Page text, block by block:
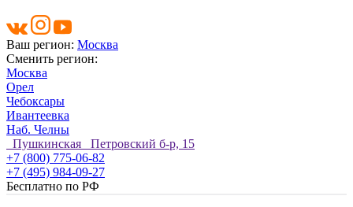
Ваш регион: Москва
Сменить регион:
Москва
Орел
Чебоксары
Ивантеевка
Наб. Челны
Пушкинская Петровский б-р, 15
+7 (800) 775-06-82
+7 (495) 984-09-27
Бесплатно по РФ